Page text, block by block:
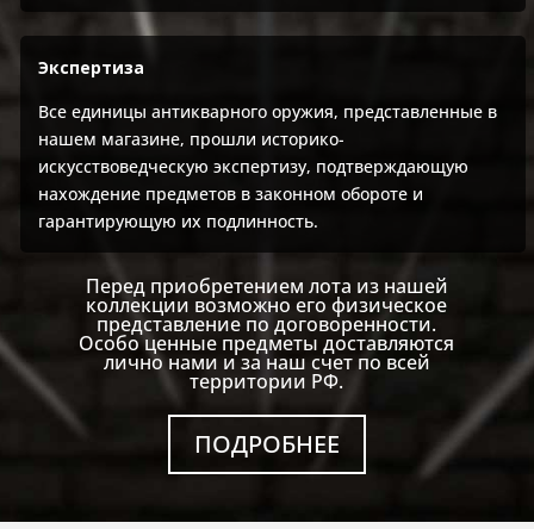
Экспертиза
Все единицы антикварного оружия, представленные в
нашем магазине, прошли историко-
искусствоведческую экспертизу, подтверждающую
нахождение предметов в законном обороте и
гарантирующую их подлинность.
Перед приобретением лота из нашей
коллекции возможно его физическое
представление по договоренности.
Особо ценные предметы доставляются
лично нами и за наш счет по всей
территории РФ.
ПОДРОБНЕЕ